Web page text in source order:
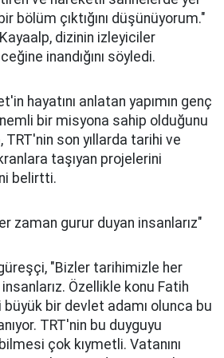
bölüm çıktığını düşünüyorum."
dizinin izleyiciler
inandığını söyledi.
hayatını anlatan yapımın genç
bir misyona sahip olduğunu
son yıllarda tarihi ve
taşıyan projelerini
belirtti.
zaman gurur duyan insanlarız"
"Bizler tarihimizle her
Özellikle konu Fatih
bir devlet adamı olunca bu
TRT'nin bu duyguyu
çok kıymetli. Vatanını